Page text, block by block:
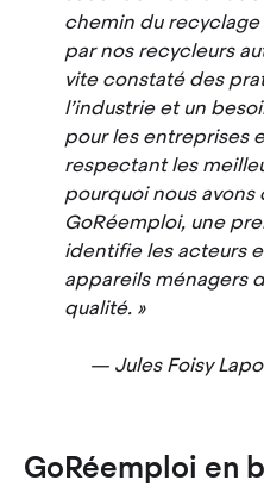
chemin du
par nos recycleurs
vite constaté des
l’industrie et un
pour les entreprises
respectant les
pourquoi nous
GoRéemploi, une
identifie les acteurs
appareils ménagers
qualité.
Jules Foisy
GoRéemploi en